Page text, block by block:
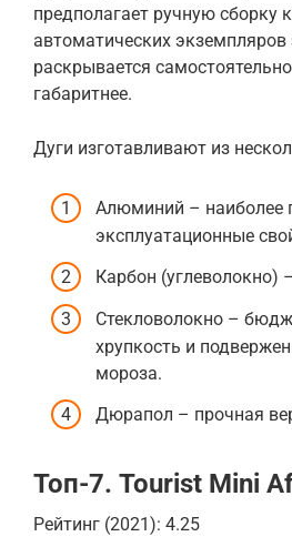
предполагает ручную сборку
автоматических
раскрывается
габаритнее.
Дуги изготавливают из
Алюминий – наиболее
эксплуатационные
Карбон (углеволокно)
Стекловолокно –
хрупкость и
мороза.
Дюрапол – прочная
Топ-7. Tourist Mini
Рейтинг (2021): 4.25